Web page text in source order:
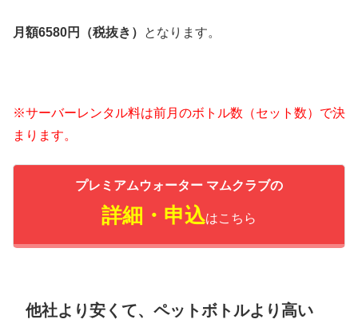
月額6580円（税抜き） となります。
※サーバーレンタル料は前月のボトル数（セット数）で決
まります。
プレミアムウォーター マムクラブの
詳細・申込はこちら
他社より安くて、ペットボトルより高い